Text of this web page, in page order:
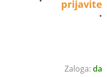
da
prijavite
.